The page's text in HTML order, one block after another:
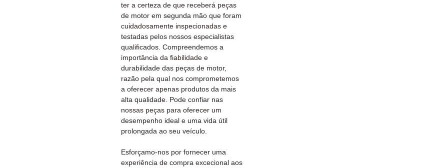
ter a certeza de que receberá peças
de motor em segunda mão que foram
cuidadosamente inspecionadas e
testadas pelos nossos especialistas
qualificados. Compreendemos a
importância da fiabilidade e
durabilidade das peças de motor,
razão pela qual nos comprometemos
a oferecer apenas produtos da mais
alta qualidade. Pode confiar nas
nossas peças para oferecer um
desempenho ideal e uma vida útil
prolongada ao seu veículo.
Esforçamo-nos por fornecer uma
experiência de compra excecional aos